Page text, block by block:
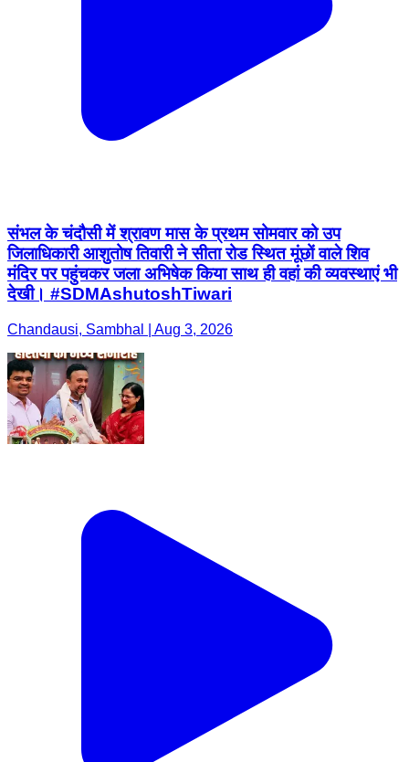
संभल के चंदौसी में श्रावण मास के प्रथम सोमवार को उप
जिलाधिकारी आशुतोष तिवारी ने सीता रोड स्थित मूंछों वाले शिव
मंदिर पर पहुंचकर जला अभिषेक किया साथ ही वहां की व्यवस्थाएं भी
देखी। #SDMAshutoshTiwari
Chandausi, Sambhal | Aug 3, 2026